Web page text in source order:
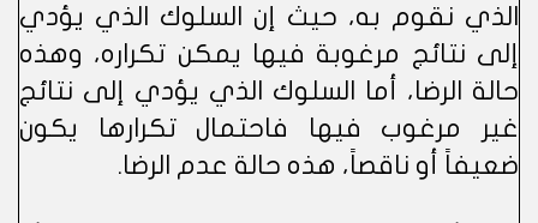
الذي نقوم به، حيث إن السلوك الذي يؤدي
إلى نتائج مرغوبة فيها يمكن تكراره، وهذه
حالة الرضا، أما السلوك الذي يؤدي إلى نتائج
غير مرغوب فيها فاحتمال تكرارها يكون
ضعيفاً أو ناقصاً، هذه حالة عدم الرضا.